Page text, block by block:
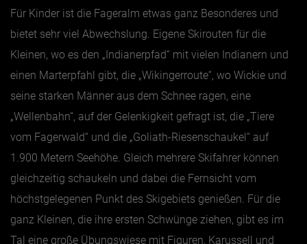
Jänner
Februar
März
April
Mai
Juni
August
September
Oktober
November
Für Kinder ist die Fageralm etwas ganz Besonderes und
bietet sehr viel Abwechslung. Eigene Skirouten für die
Kleinen, wo es den „Indianerpfad“ mit vielen Indianern und
einen Marterpfahl gibt, die „Wikingerroute“, wo Wickie und
seine starken Männer aus dem Schnee ragen, eine
„Wellenbahn“, auf der Gelenkigkeit gefragt ist, die „Tiere
vom Fagerwald“ und die „Goliath-Riesenschaukel“ auf
1.900 Metern Seehöhe. Gleich mehrere Skifahrer können
gleichzeitig schaukeln und dabei die Fernsicht vom
höchstgelegenen Punkt des Skigebiets genießen. Für die
ganz Kleinen, die ihre ersten Schwünge ziehen, gibt es im
Tal eine große Übungswiese mit Figuren, Karussell und